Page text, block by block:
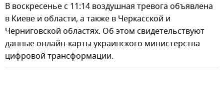
В воскресенье с 11:14 воздушная тревога объявлена
в Киеве и области, а также в Черкасской и
Черниговской областях. Об этом свидетельствуют
данные онлайн-карты украинского министерства
цифровой трансформации.